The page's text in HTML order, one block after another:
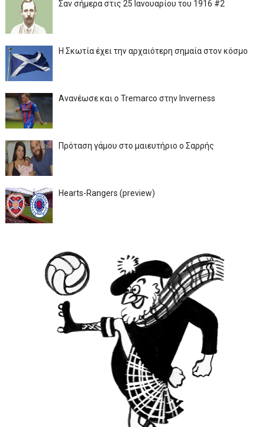
Σαν σήμερα στις 25 Ιανουαρίου του 1916 #2
Η Σκωτία έχει την αρχαιότερη σημαία στον κόσμο
Ανανέωσε και ο Tremarco στην Inverness
Πρόταση γάμου στο μαιευτήριο ο Σαρρής
Hearts-Rangers (preview)